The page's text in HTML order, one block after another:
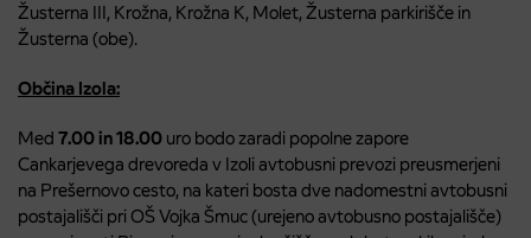
Žusterna III, Krožna, Krožna K, Molet, Žusterna parkirišče in
Žusterna (obe).
Občina Izola:
Med 7.00 in 18.00 uro bodo zaradi popolne zapore
Cankarjevega drevoreda v Izoli avtobusni prevozi preusmerjeni
na Prešernovo cesto, na kateri bosta dve nadomestni avtobusni
postajališči pri OŠ Vojka Šmuc (urejeno avtobusno postajališče)